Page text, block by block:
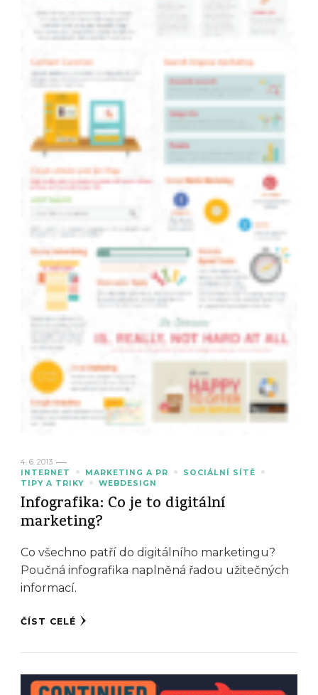
4. 6. 2013
INTERNET
MARKETING A PR
SOCIÁLNÍ SÍTĚ
TIPY A TRIKY
WEBDESIGN
Infografika: Co je to digitální
marketing?
Co všechno patří do digitálního marketingu?
Poučná infografika naplněná řadou užitečných
informací.
ČÍST CELÉ